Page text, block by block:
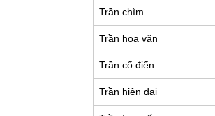
Trần chìm
Trần hoa văn
Trần cổ điển
Trần hiện đại